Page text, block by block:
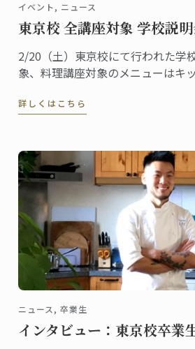
イベント, ニュース
東京校 全講座対象 学校説
2/20（土）東京校にて行われた学
象、料理講座対象のメニューはキ
詳しくはこちら
ニュース, 卒業生
インタビュー：東京校卒